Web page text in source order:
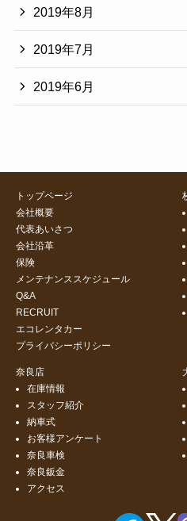
2019年8月
2019年7月
2019年6月
トップページ
会社概要
代表あいさつ
会社沿革
保険
メンテナンススケジュール
Q&A
RECRUIT
エコレンタカー
プライバシーポリシー
奈良店
在庫情報
スタッフ紹介
納車式
お客様アンケート
奈良車検
奈良鈑金
アクセス